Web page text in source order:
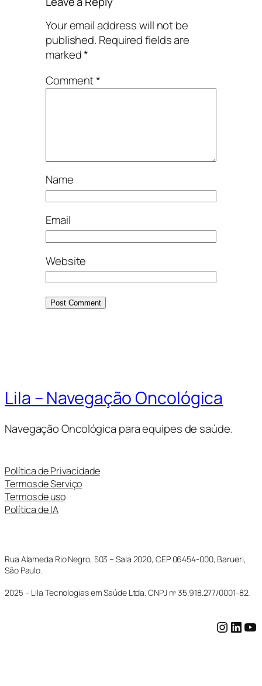
Your email address will not be
published. Required fields are
marked*
Comment*
Name
Email
Website
Lila – Navegação Oncológica
Navegação Oncológica para equipes de saúde.
Política de Privacidade
Termos de Serviço
Termos de uso
Política de IA
Rua Alameda Rio Negro, 503 – Sala 2020, CEP 06454-000, Barueri,
São Paulo.
2025 – Lila Tecnologias em Saúde Ltda. CNPJ nº 35.918.277/0001-82.